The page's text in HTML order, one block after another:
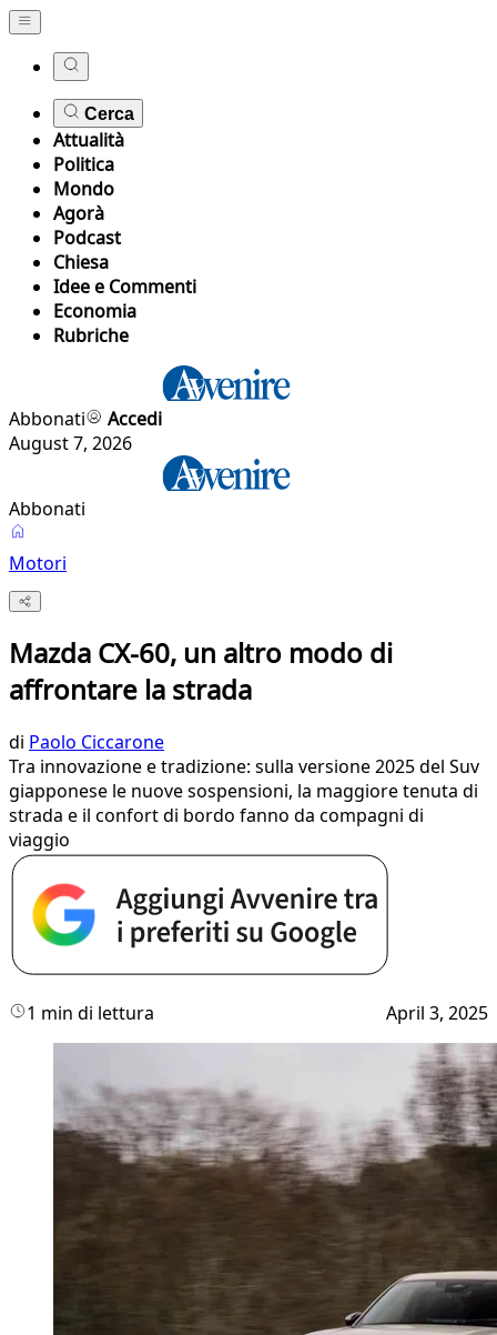
Cerca
Attualità
Politica
Mondo
Agorà
Podcast
Chiesa
Idee e Commenti
Economia
Rubriche
Abbonati
Accedi
August 7, 2026
Abbonati
Motori
Mazda CX-60, un altro modo di
affrontare la strada
di Paolo Ciccarone
Tra innovazione e tradizione: sulla versione 2025 del Suv
giapponese le nuove sospensioni, la maggiore tenuta di
strada e il confort di bordo fanno da compagni di
viaggio
1 min di lettura April 3, 2025